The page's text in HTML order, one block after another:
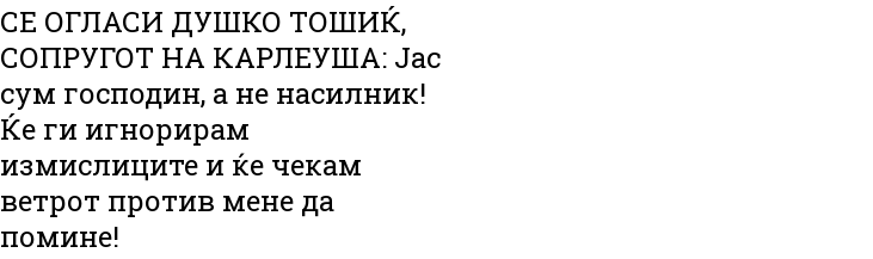
СЕ ОГЛАСИ ДУШКО ТОШИЌ,
СОПРУГОТ НА КАРЛЕУША: Јас
сум господин, а не насилник!
Ќе ги игнорирам
измислиците и ќе чекам
ветрот против мене да
помине!